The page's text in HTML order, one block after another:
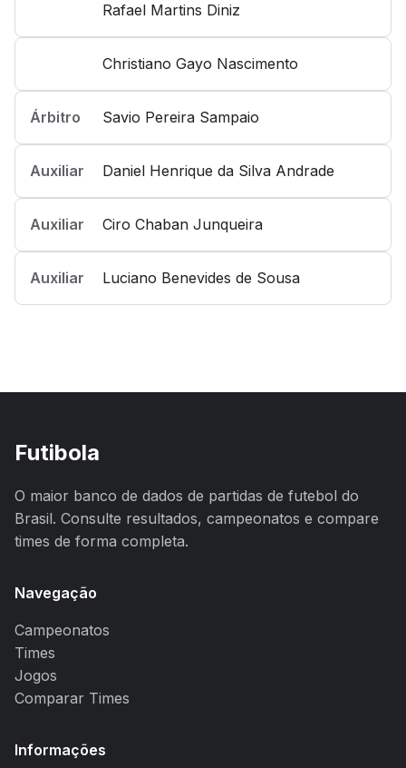
Rafael Martins Diniz
Christiano Gayo Nascimento
Árbitro Savio Pereira Sampaio
Auxiliar Daniel Henrique da Silva Andrade
Auxiliar Ciro Chaban Junqueira
Auxiliar Luciano Benevides de Sousa
Futibola
O maior banco de dados de partidas de futebol do
Brasil. Consulte resultados, campeonatos e compare
times de forma completa.
Navegação
Campeonatos
Times
Jogos
Comparar Times
Informações